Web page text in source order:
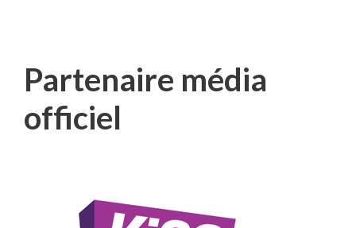
Partenaire média
officiel